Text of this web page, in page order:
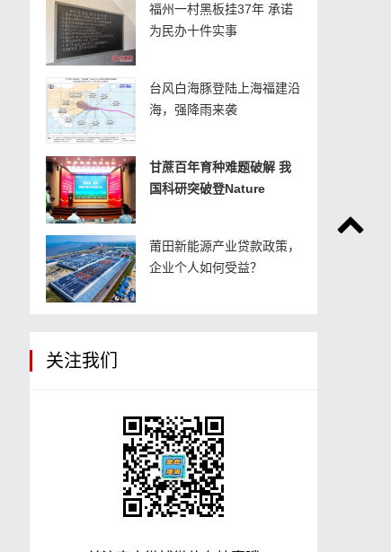
福州一村黑板挂37年 承诺
为民办十件实事
台风白海豚登陆上海福建沿
海，强降雨来袭
甘蔗百年育种难题破解 我
国科研突破登Nature
莆田新能源产业贷款政策，
企业个人如何受益？
关注我们